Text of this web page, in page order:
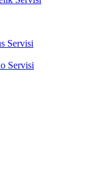
Servisi
Servisi